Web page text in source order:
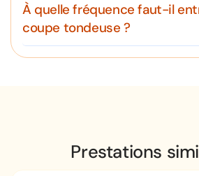
À quelle fréquence faut-il
coupe tondeuse ?
Prestations